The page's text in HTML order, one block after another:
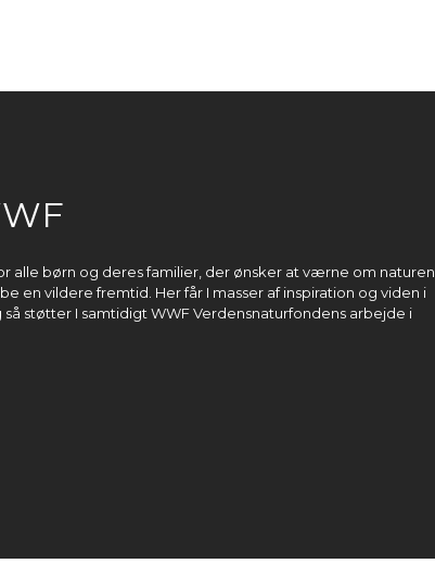
alle børn og deres familier, der ønsker at værne om naturen
en vildere fremtid. Her får I masser af inspiration og viden i
støtter I samtidigt WWF Verdensnaturfondens arbejde i